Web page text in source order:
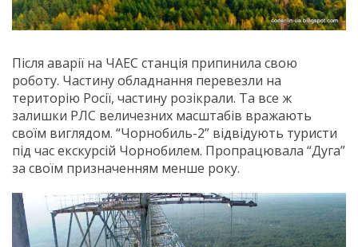
Після аварії на ЧАЕС станція припинила свою
роботу. Частину обладнання перевезли на
територію Росії, частину розікрали. Та все ж
залишки РЛС величезних масштабів вражають
своїм виглядом. “Чорнобиль-2” відвідують туристи
під час екскурсій Чорнобилем. Пропрацювала “Дуга”
за своїм призначенням менше року.